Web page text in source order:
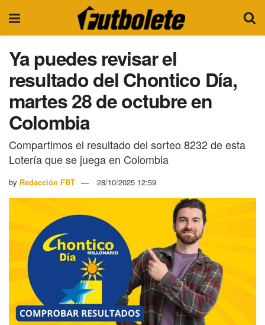
Ya puedes revisar el
resultado del Chontico Día,
martes 28 de octubre en
Colombia
Compartimos el resultado del sorteo 8232 de esta
Lotería que se juega en Colombia
by Redacción FBT 28/10/2025 12:59